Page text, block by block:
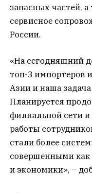
запасных частей,
сервисное
России.
«На сегодняшний
топ-3 импортеров
Азии и наша
Планируется
филиальной сети
работы
стали более
совершенными как
и экономики», –